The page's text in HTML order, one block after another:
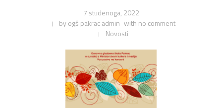
Školski odbor
Pozivi na sjednice
Odluke sa sjednica
Neposredan uvid u rad Školskog odbora
Zaštita osobnih podataka
Pravo na pristup informacijama
Natječaji
Obavijesti
7 studenoga, 2022
by ogš pakrac admin with no comment
Novosti